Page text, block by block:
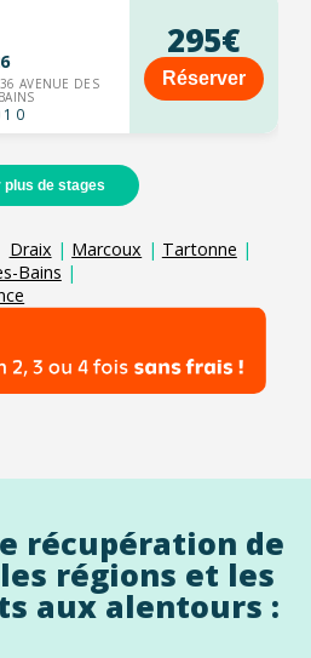
36 AVENUE DES
1 0
295€
Réserver
plus de stages
Draix | Marcoux | Tartonne |
Bains |
récupération de
régions et les
aux alentours :